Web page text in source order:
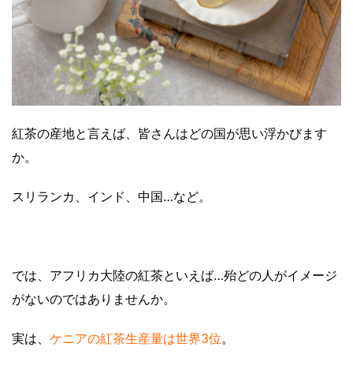
紅茶の産地と言えば、皆さんはどの国が思い浮かびます
か。
スリランカ、インド、中国…など。
では、アフリカ大陸の紅茶といえば…殆どの人がイメージ
がないのではありませんか。
実は、 ケニアの紅茶生産量は世界3位。